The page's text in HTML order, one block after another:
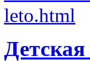
Детская